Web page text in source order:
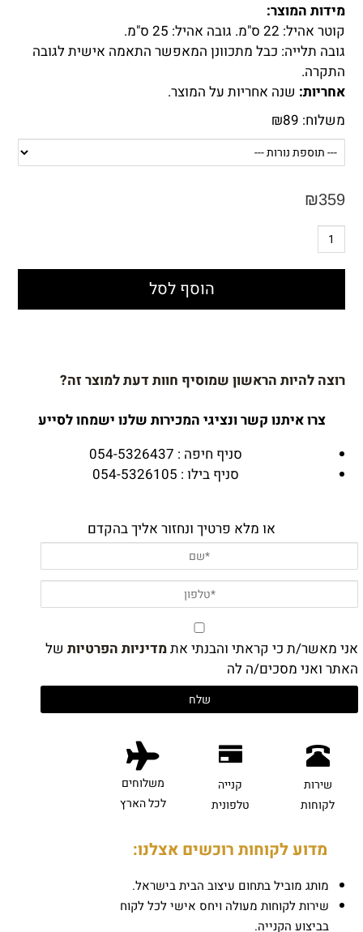
מידות המוצר:
קוטר אהיל: 22 ס"מ. גובה אהיל: 25 ס"מ.
גובה תלייה: כבל מתכוונן המאפשר התאמה אישית לגובה
התקרה.
אחריות: שנה אחריות על המוצר.
משלוח:
₪89
₪359
הוסף לסל
רוצה להיות הראשון שמוסיף חוות דעת למוצר זה?
צרו איתנו קשר ונציגי המכירות שלנו ישמחו לסייע
סניף חיפה : 054-5326437
סניף בילו : 054-5326105
או מלא פרטיך ונחזור אליך בהקדם
אני מאשר/ת כי קראתי והבנתי אתמדיניות הפרטיות של
האתר ואני מסכים/ה לה
שירות
לקוחות
קנייה
טלפונית
משלוחים
לכל הארץ
מדוע לקוחות רוכשים אצלנו:
מותג מוביל בתחום עיצוב הבית בישראל.
שירות לקוחות מעולה ויחס אישי לכל לקוח
בביצוע הקנייה.